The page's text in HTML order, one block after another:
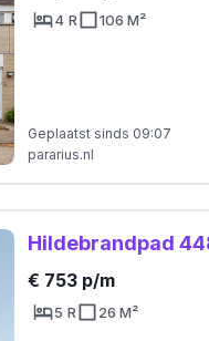
4 R 106 M²
Geplaatst sinds 09:07
pararius.nl
Hildebrandpad
€ 753 p/m
5 R 26 M²